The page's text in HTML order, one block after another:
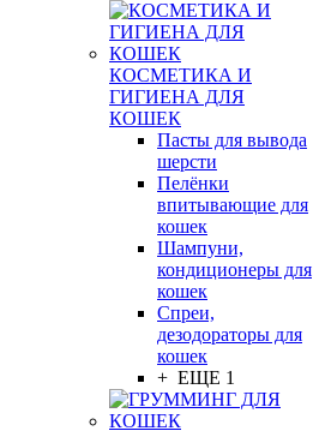
КОСМЕТИКА И
ГИГИЕНА ДЛЯ
КОШЕК
Пасты для вывода
шерсти
Пелёнки
впитывающие для
кошек
Шампуни,
кондиционеры для
кошек
Спреи,
дезодораторы для
кошек
+ ЕЩЕ 1